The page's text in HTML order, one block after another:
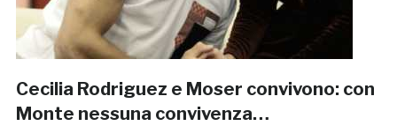
Cecilia Rodriguez e Moser convivono: con
Monte nessuna convivenza…